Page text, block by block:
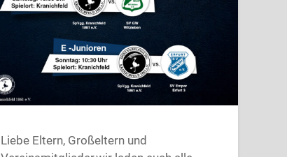
Liebe Eltern, Großeltern und